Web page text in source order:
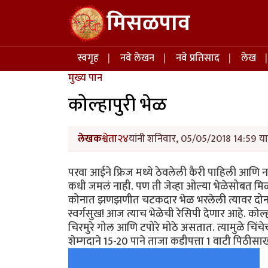
Skip to main content मिसळपाव
Main navigation
स्वगृह नवे लेखन नवे प्रतिसाद
लेख
मुख्य पान
कोल्हापुरी भेळ
लेखकश्वेता२४यांनी शनिवार, 05/05/2018 14:59
परवा आईने फ्रिज मध्ये ठेवलेली कैरी पाहिली आणि
कधी जमलं नाही. पण ती जेव्हा ओल्या भेळेसोबत
कोनात झणझणीत चटकदार भेळ भरलेली त्यावर
स्वर्गसुख! आज त्याच भेळेची रेसिपी देणार आहे.
चिरमुरे गोल आणि टपोरे मोठे असतात. त्यामुळे
शेम्गदाने 15-20 पाने ताजा कडीपत्ता 1 वाटी